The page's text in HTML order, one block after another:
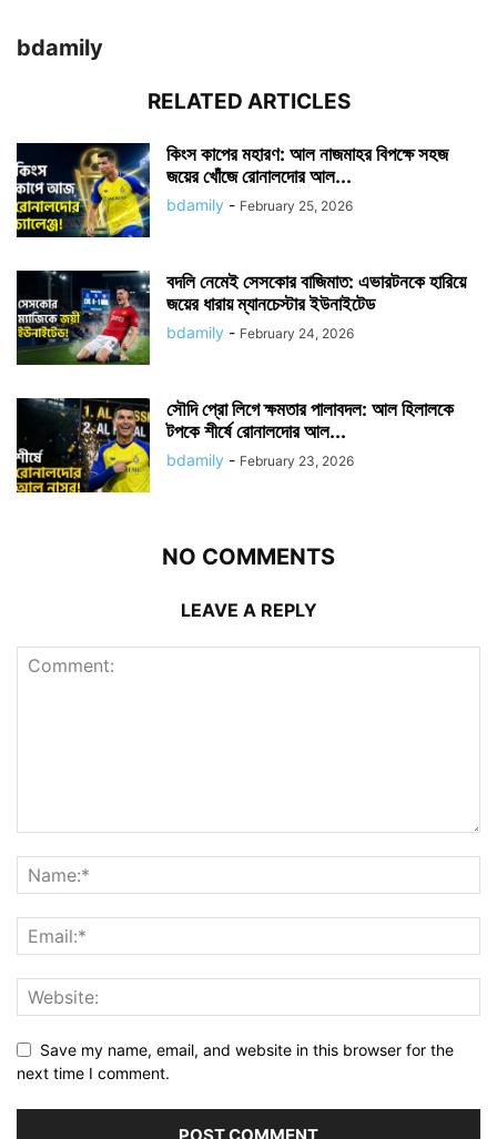
bdamily
RELATED ARTICLES
কিংস কাপের মহারণ: আল নাজমাহর বিপক্ষে সহজ
জয়ের খোঁজে রোনালদোর আল...
bdamily - February 25, 2026
বদলি নেমেই সেসকোর বাজিমাত: এভারটনকে হারিয়ে
জয়ের ধারায় ম্যানচেস্টার ইউনাইটেড
bdamily - February 24, 2026
সৌদি প্রো লিগে ক্ষমতার পালাবদল: আল হিলালকে
টপকে শীর্ষে রোনালদোর আল...
bdamily - February 23, 2026
NO COMMENTS
LEAVE A REPLY
Save my name, email, and website in this browser for the
next time I comment.